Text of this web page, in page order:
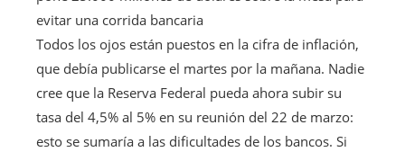
para
nuestros
suscriptores
evitar una corrida bancaria
Todos los ojos están puestos en la cifra de inflación,
que debía publicarse el martes por la mañana. Nadie
cree que la Reserva Federal pueda ahora subir su
tasa del 4,5% al ​​5% en su reunión del 22 de marzo:
esto se sumaría a las dificultades de los bancos. Si